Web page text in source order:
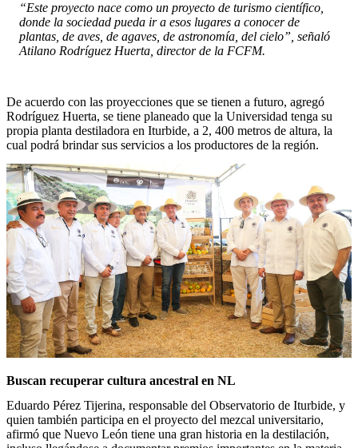
“Este proyecto nace como un proyecto de turismo científico,
donde la sociedad pueda ir a esos lugares a conocer de
plantas, de aves, de agaves, de astronomía, del cielo”, señaló
Atilano Rodríguez Huerta, director de la FCFM.
De acuerdo con las proyecciones que se tienen a futuro, agregó
Rodríguez Huerta, se tiene planeado que la Universidad tenga su
propia planta destiladora en Iturbide, a 2, 400 metros de altura, la
cual podrá brindar sus servicios a los productores de la región.
Buscan recuperar cultura ancestral en NL
Eduardo Pérez Tijerina, responsable del Observatorio de Iturbide, y
quien también participa en el proyecto del mezcal universitario,
afirmó que Nuevo León tiene una gran historia en la destilación,